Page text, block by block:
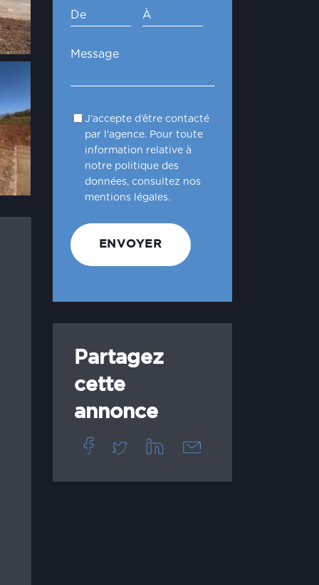
De À
J’accepte d’être contacté
par l'agence. Pour toute
information relative à
notre politique des
données, consultez nos
mentions légales.
Partagez
cette
annonce